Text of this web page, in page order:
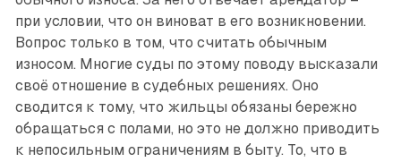
при условии, что он виноват в его возникновении.
Воп­рос только в том, что считать обычным
износом. Многие суды по этому поводу высказали
своё отношение в судебных решениях. Оно
сводится к тому, что жильцы обязаны бережно
обращаться с полами, но это не должно приводить
к непосильным ограничениям в быту. То, что в